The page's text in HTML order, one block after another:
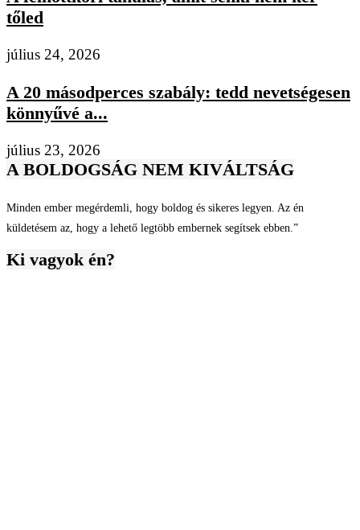
tőled
július 24, 2026
A 20 másodperces szabály: tedd nevetségesen
könnyűvé a...
július 23, 2026
A BOLDOGSÁG NEM KIVÁLTSÁG
Minden ember megérdemli, hogy boldog és sikeres legyen. Az én
küldetésem az, hogy a lehető legtöbb embernek segítsek ebben.”
Ki vagyok én?